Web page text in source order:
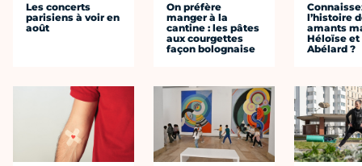
Les concerts
parisiens à voir en
août
On préfère
manger à la
cantine : les pâtes
aux courgettes
façon bolognaise
l’histoire
amants
Héloïse et
Abélard ?